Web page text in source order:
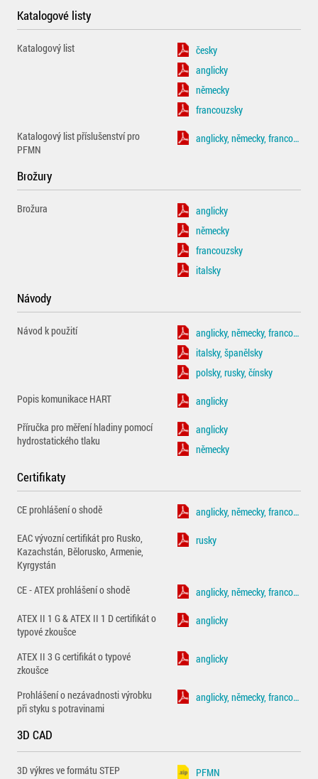
Katalogové listy
Katalogový list
česky
anglicky
německy
francouzsky
Katalogový list příslušenství pro
PFMN
anglicky, německy, francouzsky
Brožury
Brožura
anglicky
německy
francouzsky
italsky
Návody
Návod k použití
anglicky, německy, francouzsky
italsky, španělsky
polsky, rusky, čínsky
Popis komunikace HART
anglicky
Příručka pro měření hladiny pomocí
hydrostatického tlaku
anglicky
německy
Certifikaty
CE prohlášení o shodě
anglicky, německy, francouzsky
EAC vývozní certifikát pro Rusko,
Kazachstán, Bělorusko, Armenie,
Kyrgystán
rusky
CE - ATEX prohlášení o shodě
anglicky, německy, francouzsky
ATEX II 1 G & ATEX II 1 D certifikát o
typové zkoušce
anglicky
ATEX II 3 G certifikát o typové
zkoušce
anglicky
Prohlášení o nezávadnosti výrobku
při styku s potravinami
anglicky, německy, francouzsky
3D CAD
3D výkres ve formátu STEP PFMN